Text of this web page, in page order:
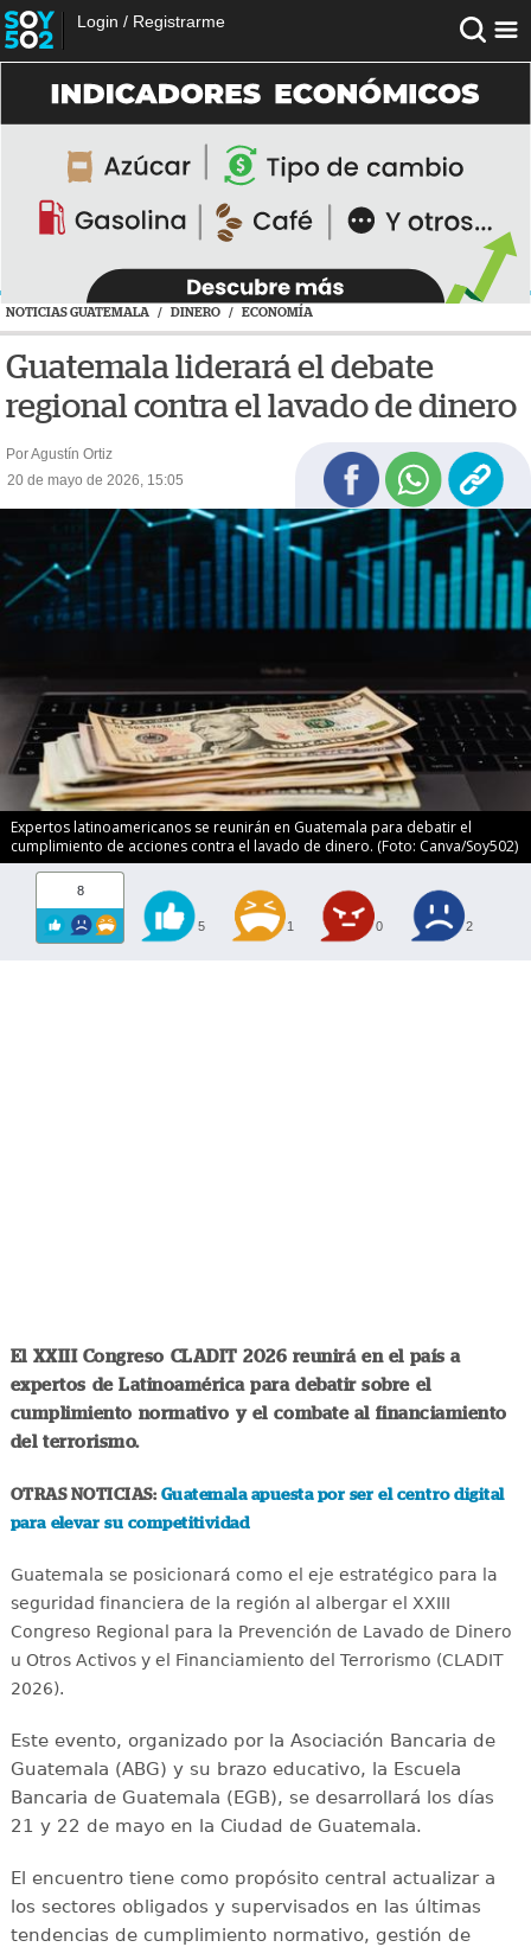
Login / Registrarme
NOTICIAS GUATEMALA / DINERO / ECONOMÍA
Guatemala liderará el debate
regional contra el lavado de dinero
Por Agustín Ortiz
20 de mayo de 2026, 15:05
Expertos latinoamericanos se reunirán en Guatemala para debatir el
cumplimiento de acciones contra el lavado de dinero. (Foto: Canva/Soy502)
8
5 1 0 2
El XXIII Congreso CLADIT 2026 reunirá en el país a
expertos de Latinoamérica para debatir sobre el
cumplimiento normativo y el combate al financiamiento
del terrorismo.
OTRAS NOTICIAS: Guatemala apuesta por ser el centro digital
para elevar su competitividad
Guatemala se posicionará como el eje estratégico para la
seguridad financiera de la región al albergar el XXIII
Congreso Regional para la Prevención de Lavado de Dinero
u Otros Activos y el Financiamiento del Terrorismo (CLADIT
2026).
Este evento, organizado por la Asociación Bancaria de
Guatemala (ABG) y su brazo educativo, la Escuela
Bancaria de Guatemala (EGB), se desarrollará los días
21 y 22 de mayo en la Ciudad de Guatemala.
El encuentro tiene como propósito central actualizar a
los sectores obligados y supervisados en las últimas
tendencias de cumplimiento normativo, gestión de